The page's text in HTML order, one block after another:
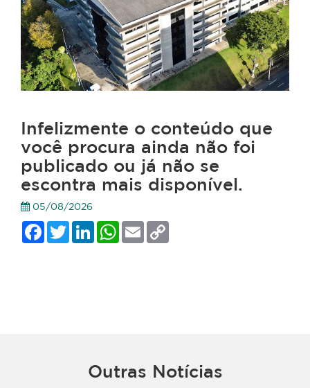
Infelizmente o conteúdo que
você procura ainda não foi
publicado ou já não se
escontra mais disponível.
05/08/2026
Facebook
TwitterLinkedInWhatsApp
Email
Outras Notícias